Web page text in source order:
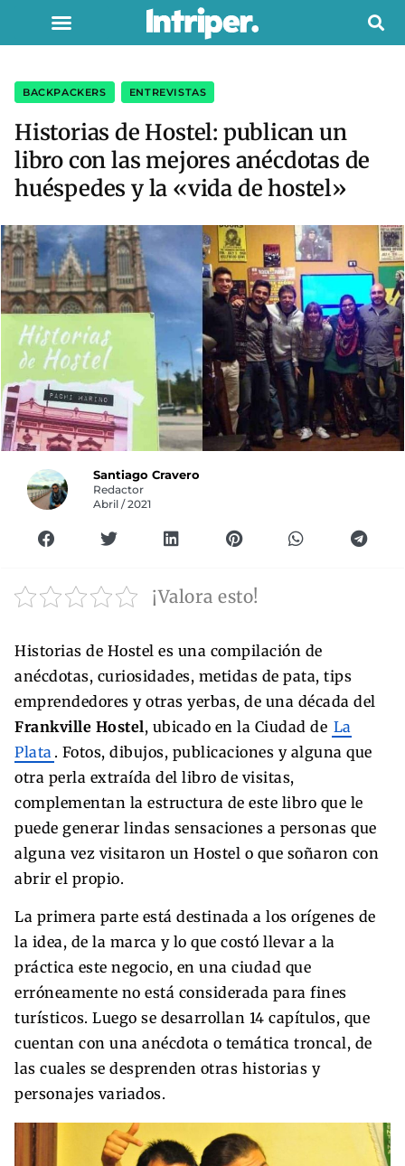
BACKPACKERS ENTREVISTAS
Historias de Hostel: publican un
libro con las mejores anécdotas de
huéspedes y la «vida de hostel»
Santiago Cravero
Redactor
Abril / 2021
¡Valora esto!
Historias de Hostel es una compilación de
anécdotas, curiosidades, metidas de pata, tips
emprendedores y otras yerbas, de una década del
Frankville Hostel, ubicado en la Ciudad de La
Plata . Fotos, dibujos, publicaciones y alguna que
otra perla extraída del libro de visitas,
complementan la estructura de este libro que le
puede generar lindas sensaciones a personas que
alguna vez visitaron un Hostel o que soñaron con
abrir el propio.
La primera parte está destinada a los orígenes de
la idea, de la marca y lo que costó llevar a la
práctica este negocio, en una ciudad que
erróneamente no está considerada para fines
turísticos. Luego se desarrollan 14 capítulos, que
cuentan con una anécdota o temática troncal, de
las cuales se desprenden otras historias y
personajes variados.